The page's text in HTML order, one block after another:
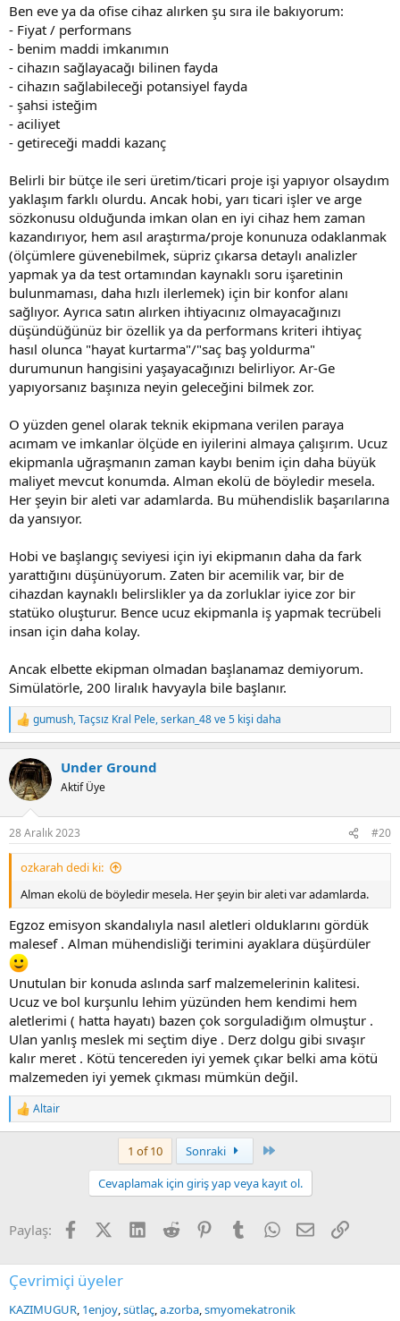
Ben eve ya da ofise cihaz alırken şu sıra ile bakıyorum:
- Fiyat / performans
- benim maddi imkanımın
- cihazın sağlayacağı bilinen fayda
- cihazın sağlabileceği potansiyel fayda
- şahsi isteğim
- aciliyet
- getireceği maddi kazanç
Belirli bir bütçe ile seri üretim/ticari proje işi yapıyor olsaydım
yaklaşım farklı olurdu. Ancak hobi, yarı ticari işler ve arge
sözkonusu olduğunda imkan olan en iyi cihaz hem zaman
kazandırıyor, hem asıl araştırma/proje konunuza odaklanmak
(ölçümlere güvenebilmek, süpriz çıkarsa detaylı analizler
yapmak ya da test ortamından kaynaklı soru işaretinin
bulunmaması, daha hızlı ilerlemek) için bir konfor alanı
sağlıyor. Ayrıca satın alırken ihtiyacınız olmayacağınızı
düşündüğünüz bir özellik ya da performans kriteri ihtiyaç
hasıl olunca "hayat kurtarma"/"saç baş yoldurma"
durumunun hangisini yaşayacağınızı belirliyor. Ar-Ge
yapıyorsanız başınıza neyin geleceğini bilmek zor.
O yüzden genel olarak teknik ekipmana verilen paraya
acımam ve imkanlar ölçüde en iyilerini almaya çalışırım. Ucuz
ekipmanla uğraşmanın zaman kaybı benim için daha büyük
maliyet mevcut konumda. Alman ekolü de böyledir mesela.
Her şeyin bir aleti var adamlarda. Bu mühendislik başarılarına
da yansıyor.
Hobi ve başlangıç seviyesi için iyi ekipmanın daha da fark
yarattığını düşünüyorum. Zaten bir acemilik var, bir de
cihazdan kaynaklı belirslikler ya da zorluklar iyice zor bir
statüko oluşturur. Bence ucuz ekipmanla iş yapmak tecrübeli
insan için daha kolay.
Ancak elbette ekipman olmadan başlanamaz demiyorum.
Simülatörle, 200 liralık havyayla bile başlanır.
R
e
c
t
i
s
:
gumush,Taçsız Kral Pele,serkan_48ve 5 kişi daha
Under Ground
Aktif Üye
28 Aralık 2023 #20
ozkarah dedi ki:
Alman ekolü de böyledir mesela. Her şeyin bir aleti var adamlarda.
Egzoz emisyon skandalıyla nasıl aletleri olduklarını gördük
malesef . Alman mühendisliği terimini ayaklara düşürdüler
Unutulan bir konuda aslında sarf malzemelerinin kalitesi.
Ucuz ve bol kurşunlu lehim yüzünden hem kendimi hem
aletlerimi ( hatta hayatı) bazen çok sorguladiğım olmuştur .
Ulan yanlış meslek mi seçtim diye . Derz dolgu gibi sıvaşır
kalır meret . Kötü tencereden iyi yemek çıkar belki ama kötü
malzemeden iyi yemek çıkması mümkün değil.
R
e
s
Altair
1 of 10 Sonraki
Cevaplamak için giriş yap veya kayıt ol.
Paylaş: FacebookX (Twitter)
LinkedIn
Reddit PinterestTumblrWhatsApp
E-postaLink
Çevrimiçi üyeler
KAZIMUGUR 1enjoy sütlaç a.zorba smyomekatronik